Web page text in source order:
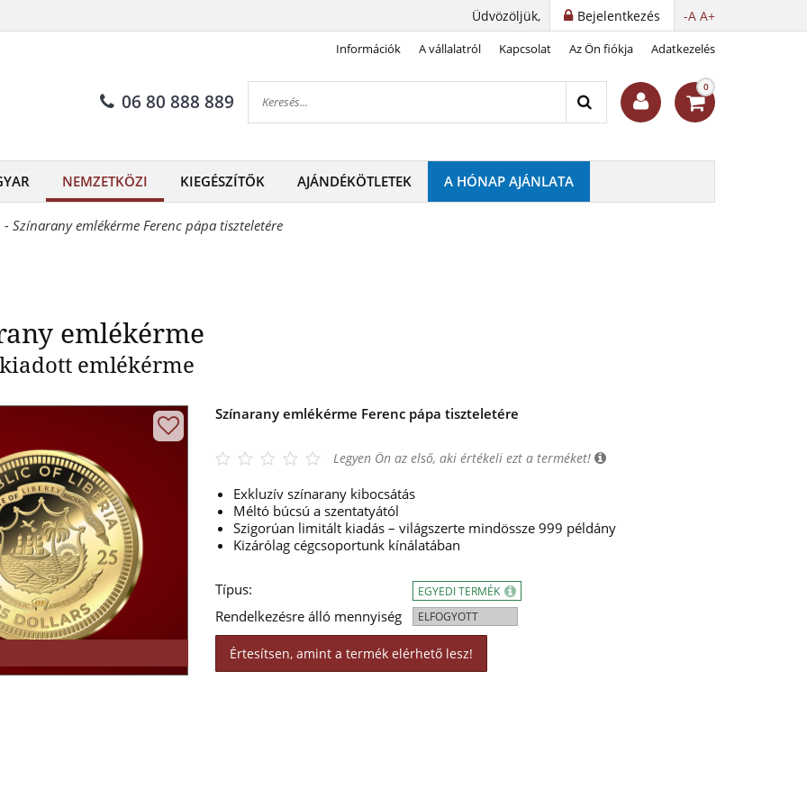
-A A+
Bejelentkezés
Üdvözöljük,
Információk A vállalatról Kapcsolat Az Ön fiókja Adatkezelés
06 80 888 889
0
NEMZETKÖZI KIEGÉSZÍTŐK AJÁNDÉKÖTLETEK A HÓNAP AJÁNLATA
Színarany emlékérme Ferenc pápa tiszteletére
emlékérme
emlékérme
Színarany emlékérme Ferenc pápa tiszteletére
Legyen Ön az első, aki értékeli ezt a terméket!
Exkluzív színarany kibocsátás
Méltó búcsú a szentatyától
Szigorúan limitált kiadás – világszerte mindössze 999 példány
Kizárólag cégcsoportunk kínálatában
Típus:
Rendelkezésre álló mennyiség
EGYEDI TERMÉK
ELFOGYOTT
Értesítsen, amint a termék elérhető lesz!
pápa érme színarany emlékérme